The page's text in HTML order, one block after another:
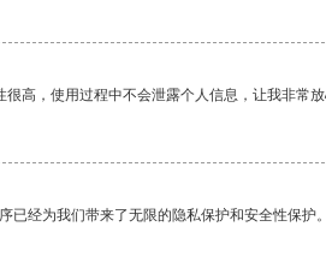
很高，使用过程中不会泄露个人信息，让我非常
已经为我们带来了无限的隐私保护和安全性保护